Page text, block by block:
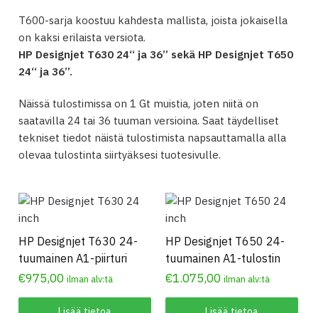
T600-sarja koostuu kahdesta mallista, joista jokaisella
on kaksi erilaista versiota.
HP Designjet T630 24“ ja 36” sekä HP Designjet T650
24“ ja 36”.
Näissä tulostimissa on 1 Gt muistia, joten niitä on
saatavilla 24 tai 36 tuuman versioina. Saat täydelliset
tekniset tiedot näistä tulostimista napsauttamalla alla
olevaa tulostinta siirtyäksesi tuotesivulle.
HP Designjet T630 24-
tuumainen A1-piirturi
€975,00 ilman alv:tä
HP Designjet T650 24-
tuumainen A1-tulostin
€1.075,00 ilman alv:tä